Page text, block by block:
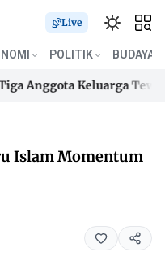
Live
POLITIK BUDAYA
Keluarga Tewas
Keluarga Tewas
Islam Momentum